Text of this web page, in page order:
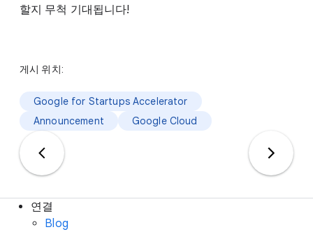
할지 무척 기대됩니다!
게시 위치:
Google for Startups Accelerator
Announcement
Google Cloud
연결
Blog